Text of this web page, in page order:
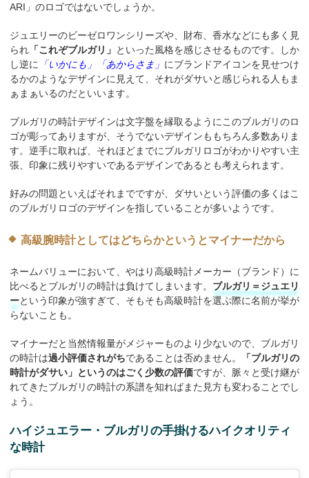
ARI」のロゴではないでしょうか。
ジュエリーのビーゼロワンシリーズや、財布、香水などにも多く見
られ 「これぞブルガリ」 といった風格を感じさせるものです。しか
し逆に
「いかにも」「あからさま」 にブランドアイコンを見せつけ
るかのようなデザインに見えて、それがダサいと感じられる人もま
ぁまぁいるのだといいます。
ブルガリの時計デザインは文字盤を縁取るようにこのブルガリのロ
ゴが彫ってありますが、そうでないデザインももちろん多数ありま
す。逆手に取れば、それほどまでにブルガリロゴがわかりやすい主
張、印象に残りやすいであるデザインであるとも考えられます。
好みの問題といえばそれまでですが、ダサいという評価の多くはこ
のブルガリロゴのデザインを指していることが多いようです。
高級腕時計としてはどちらかというとマイナーだから
ネームバリューにおいて、やはり高級時計メーカー（ブランド）に
比べるとブルガリの時計は負けてしまいます。 ブルガリ＝ジュエリ
ーという印象が強すぎて、そもそも高級時計を選ぶ際に名前が挙が
らないことも。
マイナーだと当然情報量がメジャーものより少ないので、ブルガリ
の時計は過小評価されがちであることは否めません。
「ブルガリの
時計がダサい」というのはごく少数の評価ですが、脈々と受け継が
れてきたブルガリの時計の系譜を知ればまた見方も変わることでし
ょう。
ハイジュエラー・ブルガリの手掛けるハイクオリティ
な時計